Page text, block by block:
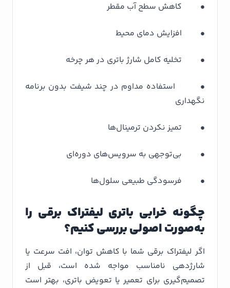
• کاهش سطح آب مقطر
• افزایش دمای محیط
• تخلیه کامل شارژ باتری در هر چرخه
• استفاده مداوم در چند شیفت بدون برنامه
نگهداری
• تمیز نکردن ترمینال‌ها
• بی‌توجهی به سرویس‌های دوره‌ای
• فرسودگی طبیعی سلول‌ها
چگونه خرابی باتری لیفتراک برقی را
به‌صورت اصولی بررسی کنیم؟
اگر لیفتراک برقی شما با کاهش توان، افت سرعت یا
شارژدهی نامناسب مواجه شده است، قبل از
تصمیم‌گیری برای تعمیر یا تعویض باتری، بهتر است